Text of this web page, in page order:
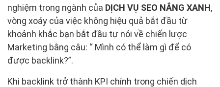
nghiệm trong ngành của DỊCH VỤ SEO NẮNG XANH,
vòng xoáy của việc không hiệu quả bắt đầu từ
khoảnh khắc bạn bắt đầu tự nói về chiến lược
Marketing bằng câu: “ Mình có thể làm gì để có
được backlink?”.
Khi backlink trở thành KPI chính trong chiến dịch